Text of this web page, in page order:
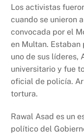
Los activistas
cuando se unieron
convocada por el
en Multan.
uno de sus líderes,
universitario y fue
oficial de policía.
tortura.
Rawal Asad es un
político del